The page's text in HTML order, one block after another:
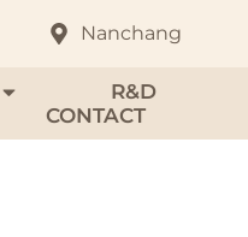
Nanchang
R&D
CONTACT